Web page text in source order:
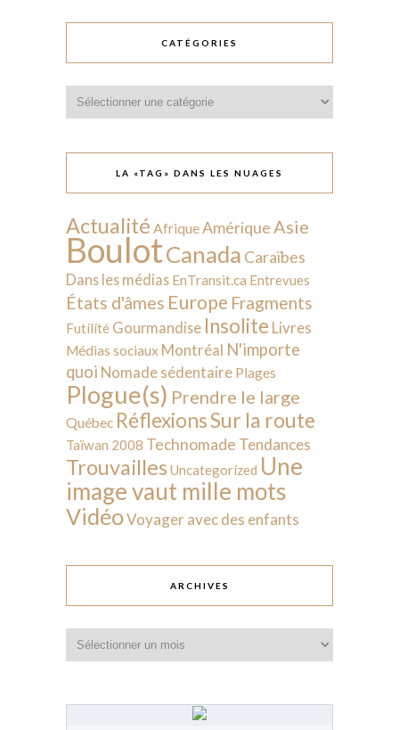
CATÉGORIES
LA «TAG» DANS LES NUAGES
Actualité AfriqueAmérique Asie
BoulotCanada Caraïbes
Dans les médias EnTransit.ca Entrevues
États d'âmes Europe Fragments
Futilité Gourmandise Insolite Livres
Médias sociaux Montréal N'importe
quoi Nomade sédentaire Plages
Plogue(s) Prendre le large
Québec RéflexionsSur la route
Taïwan 2008 Technomade Tendances
Trouvailles Uncategorized Une
image vaut mille mots
VidéoVoyager avec des enfants
ARCHIVES